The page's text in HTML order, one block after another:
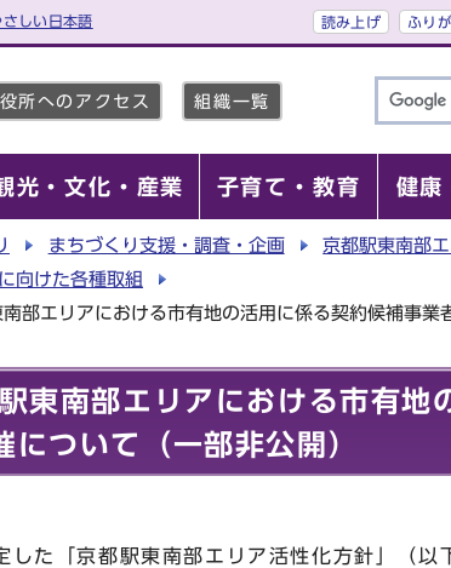
さしい日本語 読み上げ ふり
所へのアクセス 組織一覧
光・文化・産業 子育て・教育 健康
まちづくり支援・調査・企画
京都駅東南部
向けた各種取組
部エリアにおける市有地の活用に係る契約候補事業
東南部エリアにおける市有地
ついて（一部非公開）
た「京都駅東南部エリア活性化方針」（以